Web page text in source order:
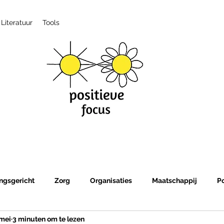
Literatuur Tools
Zorg Organisaties Maatschappij
3 minuten om te lezen